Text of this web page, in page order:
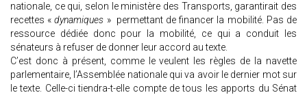
nationale, ce qui, selon le ministère des Transports, garantirait des
recettes «dynamiques » permettant de financer la mobilité. Pas de
ressource dédiée donc pour la mobilité, ce qui a conduit les
sénateurs à refuser de donner leur accord au texte.
C’est donc à présent, comme le veulent les règles de la navette
parlementaire, l’Assemblée nationale qui va avoir le dernier mot sur
le texte. Celle-ci tiendra-t-elle compte de tous les apports du Sénat